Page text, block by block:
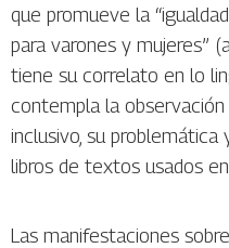
que promueve la
para varones y mujeres”
tiene su correlato en lo
contempla la
inclusivo, su
libros de textos usados
Las manifestaciones